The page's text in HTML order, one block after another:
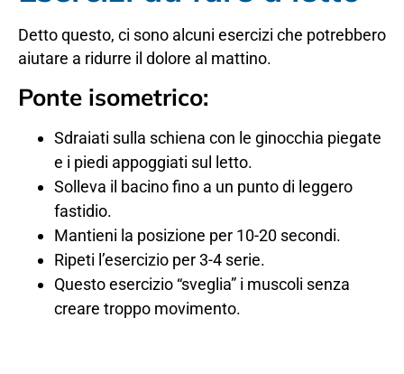
Detto questo, ci sono alcuni esercizi che potrebbero
aiutare a ridurre il dolore al mattino.
Ponte isometrico:
Sdraiati sulla schiena con le ginocchia piegate
e i piedi appoggiati sul letto.
Solleva il bacino fino a un punto di leggero
fastidio.
Mantieni la posizione per 10-20 secondi.
Ripeti l’esercizio per 3-4 serie.
Questo esercizio “sveglia” i muscoli senza
creare troppo movimento.